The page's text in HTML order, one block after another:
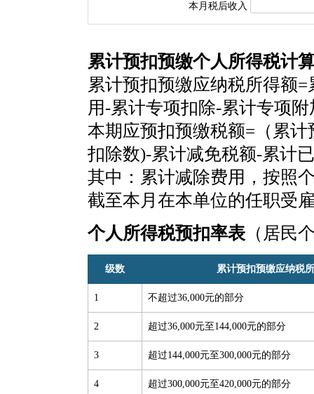
本月税后收入
累计预扣预缴个人所得税计
累计预扣预缴应纳税所得额
用-累计专项扣除-累计专项
本期应预扣预缴税额=（累
扣除数)-累计减免税额-累计
其中：累计减除费用，按照
截至本月在本单位的任职受
个人所得税预扣率表 （居民
级数 累计预扣预缴应纳税
1 不超过36,000元的部分
2 超过36,000元至144,000元的部分
3 超过144,000元至300,000元的部分
4 超过300,000元至420,000元的部分